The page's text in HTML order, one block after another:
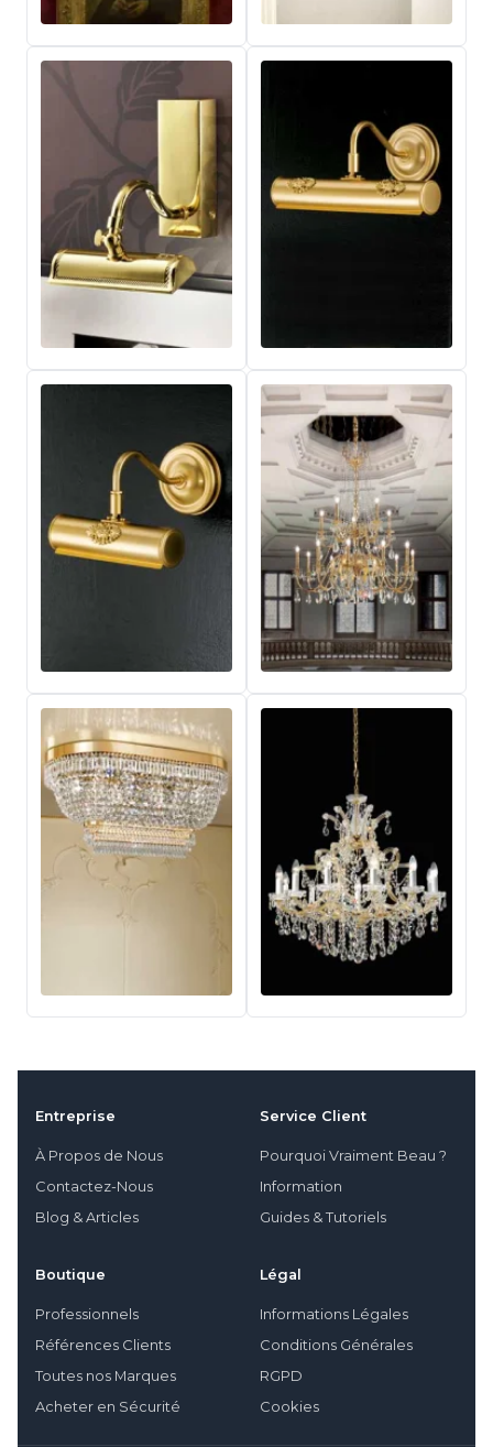
Entreprise
À Propos de Nous
Contactez-Nous
Blog & Articles
Service Client
Pourquoi Vraiment Beau ?
Information
Guides & Tutoriels
Boutique
Professionnels
Références Clients
Toutes nos Marques
Acheter en Sécurité
Légal
Informations Légales
Conditions Générales
RGPD
Cookies